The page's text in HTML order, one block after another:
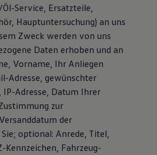
Service, Ersatzteile,
Hauptuntersuchung) an uns
Zweck werden von uns
Daten erhoben und an
Vorname, Ihr Anliegen
Adresse, gewünschter
Adresse, Datum Ihrer
zur
der
optional: Anrede, Titel,
Kennzeichen, Fahrzeug-